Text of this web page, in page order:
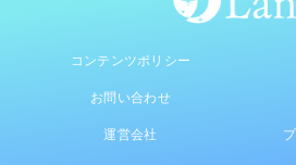
コンテンツポリシー
お問い合わせ
運営会社